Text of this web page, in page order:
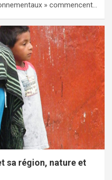
» commencent…
sa région, nature et